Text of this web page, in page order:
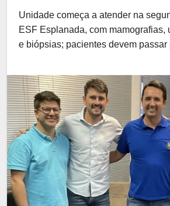
Unidade começa a atender na
ESF Esplanada, com mamografias,
e biópsias; pacientes devem